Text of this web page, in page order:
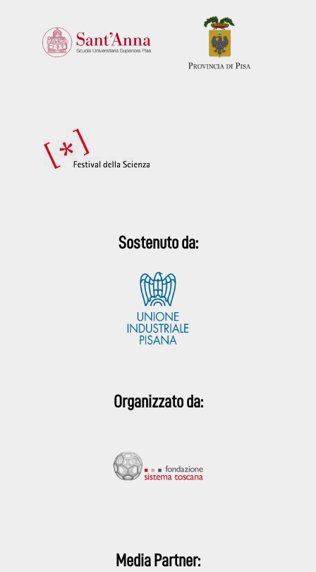
Sostenuto da:
Organizzato da:
Media Partner: